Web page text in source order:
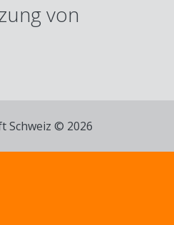
von
Schweiz © 2026